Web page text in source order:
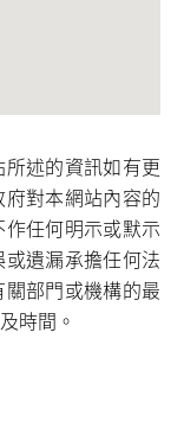
述的資訊如有更
對本網站內容的
任何明示或默示
遺漏承擔任何法
部門或機構的最
時間。